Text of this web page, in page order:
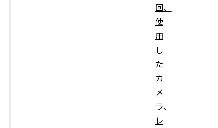
回、
使
用
し
た
カ
メ
ラ、
レ